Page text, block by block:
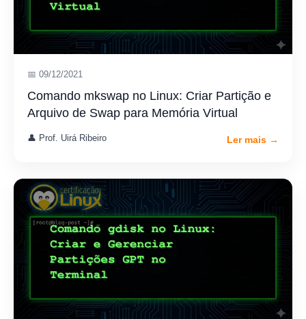
📅 09/12/2021
Comando mkswap no Linux: Criar Partição e
Arquivo de Swap para Memória Virtual
👤 Prof. Uirá Ribeiro Ler mais →